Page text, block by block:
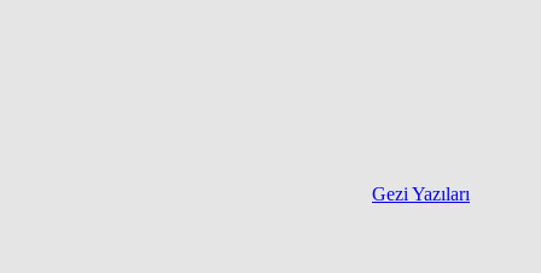
Gezi Yazıları